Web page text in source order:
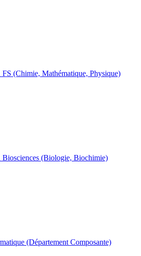
(Chimie, Mathématique, Physique)
Biosciences (Biologie, Biochimie)
(Département Composante)